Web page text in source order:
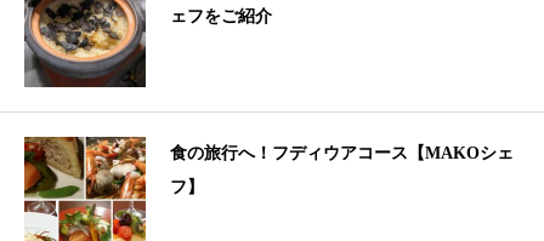
ェフをご紹介
食の旅行へ！フディウアコース【MAKOシェ
フ】